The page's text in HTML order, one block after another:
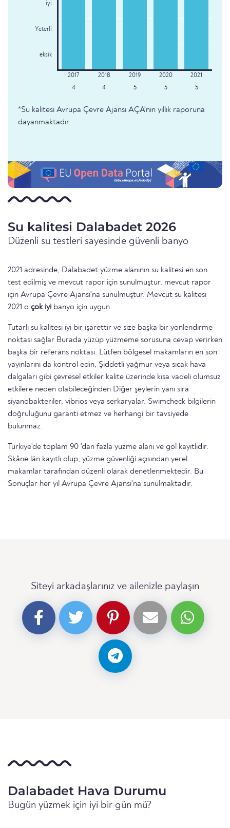
iyi
Yeterli
eksik
4 4 5 5 5
*Su kalitesi Avrupa Çevre Ajansı AÇA'nın yıllık raporuna
dayanmaktadır.
Su kalitesi Dalabadet 2026
Düzenli su testleri sayesinde güvenli banyo
2021 adresinde, Dalabadet yüzme alanının su kalitesi en son
test edilmiş ve mevcut rapor için sunulmuştur. mevcut rapor
için Avrupa Çevre Ajansı'na sunulmuştur. Mevcut su kalitesi
2021 o çok iyi banyo için uygun.
Tutarlı su kalitesi iyi bir işarettir ve size başka bir yönlendirme
noktası sağlar Burada yüzüp yüzmeme sorusuna cevap verirken
başka bir referans noktası. Lütfen bölgesel makamların en son
yayınlarını da kontrol edin, Şiddetli yağmur veya sıcak hava
dalgaları gibi çevresel etkiler kalite üzerinde kısa vadeli olumsuz
etkilere neden olabileceğinden Diğer şeylerin yanı sıra
siyanobakteriler, vibrios veya serkaryalar. Swimcheck bilgilerin
doğruluğunu garanti etmez ve herhangi bir tavsiyede
bulunmaz.
Türkiye'de toplam 90 'dan fazla yüzme alanı ve göl kayıtlıdır.
Skåne län kayıtlı olup, yüzme güvenliği açısından yerel
makamlar tarafından düzenli olarak denetlenmektedir. Bu
Sonuçlar her yıl Avrupa Çevre Ajansı'na sunulmaktadır.
Siteyi arkadaşlarınız ve ailenizle paylaşın
Dalabadet Hava Durumu
Bugün yüzmek için iyi bir gün mü?